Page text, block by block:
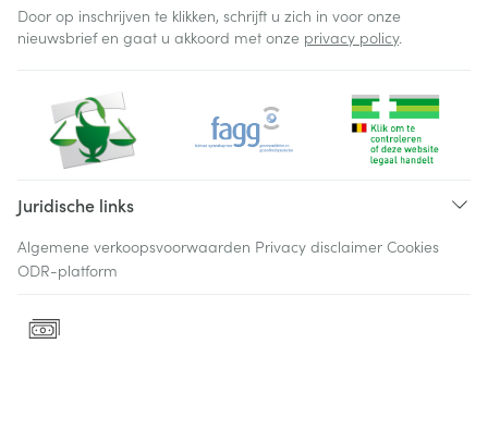
Door op inschrijven te klikken, schrijft u zich in voor onze
nieuwsbrief en gaat u akkoord met onze privacy policy.
Juridische links
Algemene verkoopsvoorwaarden Privacy disclaimer Cookies
ODR-platform